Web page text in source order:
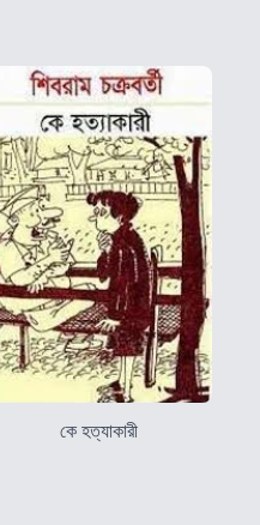
কে হত্যাকারী